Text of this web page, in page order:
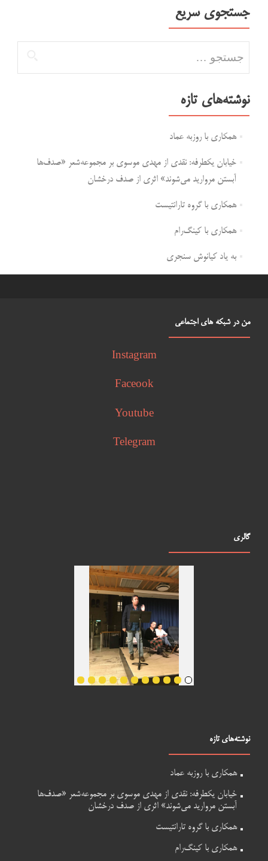
جستجوی سریع
نوشته‌های تازه
همکاری با روزبه عماد
خیابان یکطرفه: نقدی از مهدی موسوی بر مجموعه‌شعر «صدف‌ها
آبستن مروارید می‌شوند» اثری از صدف درخشان
همکاری با گروه تارانتیست
همکاری با کینگ‌رام
به یاد کیانوش سنجری
من در شبکه های اجتماعی
Instagram
Faceook
Youtube
Telegram
گالری
نوشته‌های تازه
همکاری با روزبه عماد
خیابان یکطرفه: نقدی از مهدی موسوی بر مجموعه‌شعر «صدف‌ها
آبستن مروارید می‌شوند» اثری از صدف درخشان
همکاری با گروه تارانتیست
همکاری با کینگ‌رام